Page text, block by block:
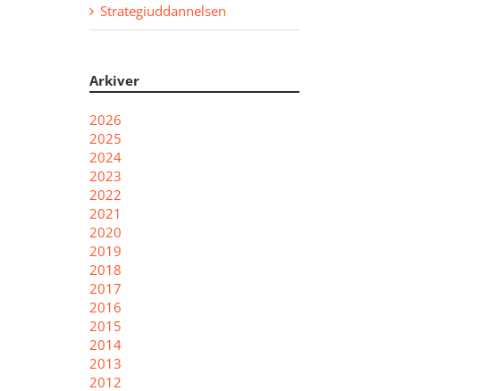
Strategiuddannelsen
Arkiver
2026
2025
2024
2023
2022
2021
2020
2019
2018
2017
2016
2015
2014
2013
2012